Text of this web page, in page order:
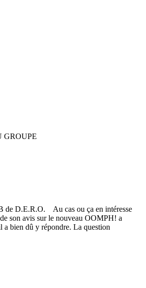
GROUPE
de D.E.R.O. Au cas ou ça en intéresse
son avis sur le nouveau OOMPH! a
a bien dû y répondre. La question